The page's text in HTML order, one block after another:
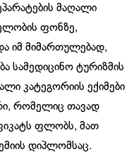
მაღალი
ფონზე,
იმ მიმართულებად,
სამედიცინო ტურიზმის
კატეგორიის ექიმები
რომელიც თავად
ფლობს, მათ
დიპლომსაც.